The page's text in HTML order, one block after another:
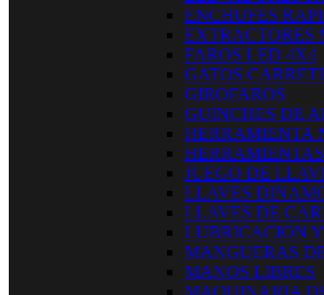
ENCHUFES
EXTRACTORES
FAROS LED 4X4
GATOS
GIROFAROS
GUINCHES DE
HERRAMIENTA
JUEGO DE
LLAVES
LLAVES DE
LUBRICACION
MANGUERAS
MANOS LIBRES
MAQUINARIA